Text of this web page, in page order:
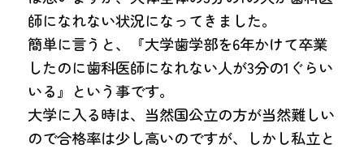
師になれない状況になってきました。
簡単に言うと、『大学歯学部を6年かけて卒業
したのに歯科医師になれない人が3分の1ぐらい
いる』という事です。
大学に入る時は、当然国公立の方が当然難しい
ので合格率は少し高いのですが、しかし私立と